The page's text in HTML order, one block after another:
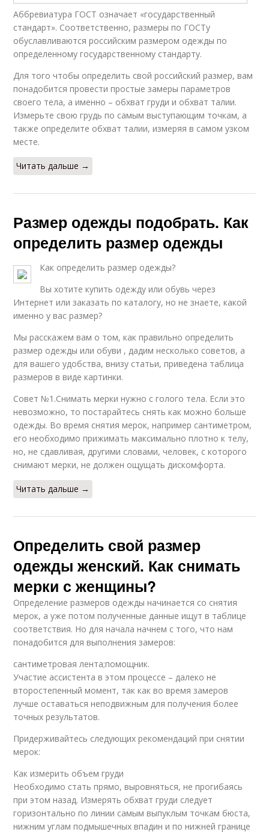
Аббревиатура ГОСТ означает «государственный
стандарт». Соответственно, размеры по ГОСТу
обуславливаются российским размером одежды по
определенному государственному стандарту.
Для того чтобы определить свой российский размер, вам
понадобится провести простые замеры параметров
своего тела, а именно – обхват груди и обхват талии.
Измерьте свою грудь по самым выступающим точкам, а
также определите обхват талии, измеряя в самом узком
месте.
Читать дальше →
Размер одежды подобрать. Как
определить размер одежды
Как определить размер одежды?
Вы хотите купить одежду или обувь через
Интернет или заказать по каталогу, но не знаете, какой
именно у вас размер?
Мы расскажем вам о том, как правильно определить
размер одежды или обуви , дадим несколько советов, а
для вашего удобства, внизу статьи, приведена таблица
размеров в виде картинки.
Совет №1.Снимать мерки нужно с голого тела. Если это
невозможно, то постарайтесь снять как можно больше
одежды. Во время снятия мерок, например сантиметром,
его необходимо прижимать максимально плотно к телу,
но, не сдавливая, другими словами, человек, с которого
снимают мерки, не должен ощущать дискомфорта.
Читать дальше →
Определить свой размер
одежды женский. Как снимать
мерки с женщины?
Определение размеров одежды начинается со снятия
мерок, а уже потом полученные данные ищут в таблице
соответствия. Но для начала начнем с того, что нам
понадобится для выполнения замеров:
сантиметровая лента;помощник.
Участие ассистента в этом процессе – далеко не
второстепенный момент, так как во время замеров
лучше оставаться неподвижным для получения более
точных результатов.
Придерживайтесь следующих рекомендаций при снятии
мерок:
Как измерить объем груди
Необходимо стать прямо, выровняться, не прогибаясь
при этом назад. Измерять обхват груди следует
горизонтально по линии самым выпуклым точкам бюста,
нижним углам подмышечных впадин и по нижней границе